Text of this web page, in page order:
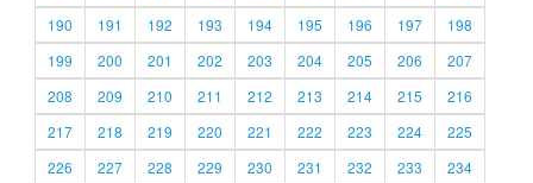
190
191 192 193 194 195 196 197
198
199
200 201 202 203 204 205 206
207
208
209 210 211 212 213 214 215
216
217
218 219 220 221 222 223 224
225
226
227 228 229 230 231 232 233
234